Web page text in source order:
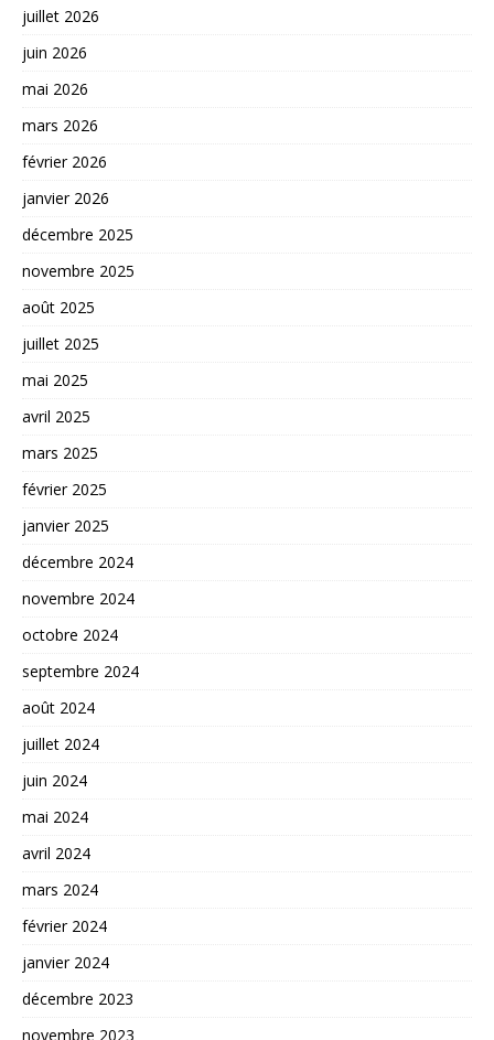
juillet 2026
juin 2026
mai 2026
mars 2026
février 2026
janvier 2026
décembre 2025
novembre 2025
août 2025
juillet 2025
mai 2025
avril 2025
mars 2025
février 2025
janvier 2025
décembre 2024
novembre 2024
octobre 2024
septembre 2024
août 2024
juillet 2024
juin 2024
mai 2024
avril 2024
mars 2024
février 2024
janvier 2024
décembre 2023
novembre 2023